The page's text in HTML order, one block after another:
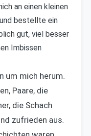
an einen kleinen
bestellte ein
gut, viel besser
Imbissen
um mich herum.
Paare, die
die Schach
zufrieden aus.